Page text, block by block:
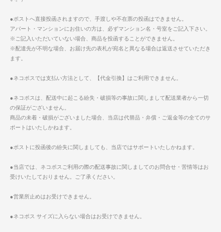
●ポストへ直接投函されますので、手渡しや不在票の投函はできません。
アパート・マンションにお住いの方は、必ずマンション名・号室をご記入下さい。
※ご記入いただいていない場合、商品を投函することができません。
※配達先が不明な場合、お届け先の表札が宛名と異なる場合は返送させていただき
ます。
●ネコポスでは支払い方法として、【代金引換】はご利用できません。
●ネコポスは、配送中に起こる紛失・破損等の事故に関しまして配送業者から一切
の保証がございません。
商品の未着・破損がございました場合、当店は代替品・弁償・ご返金等の全てのサ
ポートはいたしかねます。
●ポストに投函後の紛失に関しましても、当店ではサポートいたしかねます。
●当店では、ネコポスご利用の際の配送事故に関しましてのお問合せ・苦情等はお
受けいたしておりません。ご了承ください。
●営業所止めはお受けできません。
●ネコポス サイズに入らない場合はお受けできません。